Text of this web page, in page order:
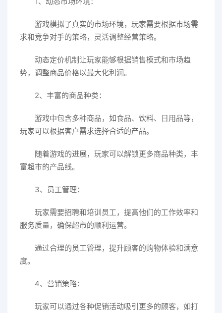
游戏模拟了真实的市场环境，玩家需要根据市场需
求和竞争对手的策略，灵活调整经营策略。
动态定价机制让玩家能够根据销售模式和市场趋
势，调整商品价格以最大化利润。
2、丰富的商品种类：
游戏中包含多种商品，如食品、饮料、日用品等，
玩家可以根据客户需求选择合适的产品。
随着游戏的进展，玩家可以解锁更多商品种类，丰
富超市的产品线。
3、员工管理：
玩家需要招聘和培训员工，提高他们的工作效率和
服务质量，确保超市的顺利运营。
通过合理的员工管理，提升顾客的购物体验和满意
度。
4、营销策略：
玩家可以通过各种促销活动吸引更多的顾客，如打